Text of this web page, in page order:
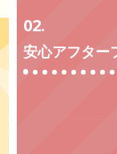
02.
安心アフタ